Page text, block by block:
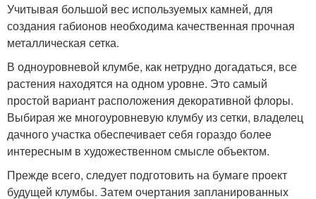
Учитывая большой вес используемых камней, для
создания габионов необходима качественная прочная
металлическая сетка.
В одноуровневой клумбе, как нетрудно догадаться, все
растения находятся на одном уровне. Это самый
простой вариант расположения декоративной флоры.
Выбирая же многоуровневую клумбу из сетки, владелец
дачного участка обеспечивает себя гораздо более
интересным в художественном смысле объектом.
Прежде всего, следует подготовить на бумаге проект
будущей клумбы. Затем очертания запланированных